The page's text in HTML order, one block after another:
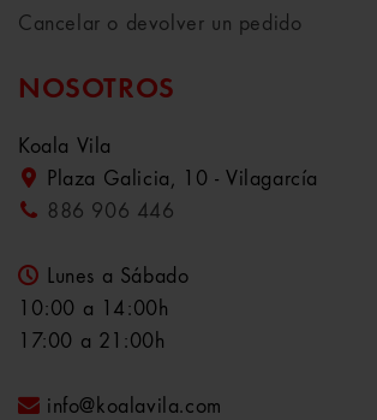
Cancelar o devolver un pedido
NOSOTROS
Koala Vila
Plaza Galicia, 10 - Vilagarcía
886 906 446
Lunes a Sábado
10:00 a 14:00h
17:00 a 21:00h
info@koalavila.com